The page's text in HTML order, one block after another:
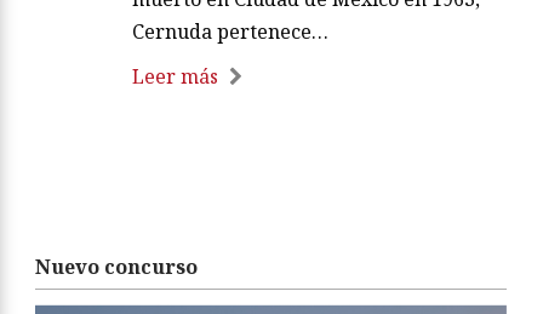
Cernuda pertenece…
Leer más
Nuevo concurso